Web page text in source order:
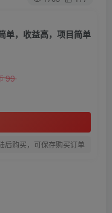
单，收益高，项目简单
99
后购买，可保存购买订单